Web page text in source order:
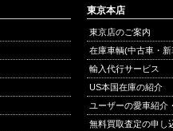
東京本店
東京店のご案内
在庫車輌(中古車・
輸入代行サービス
US本国在庫の紹介
ユーザーの愛車紹介
無料買取査定の申し